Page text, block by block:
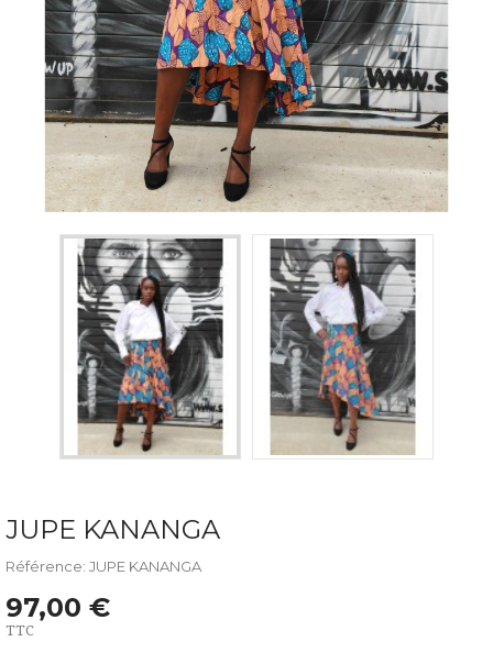
JUPE KANANGA
Référence: JUPE KANANGA
97,00 €
TTC